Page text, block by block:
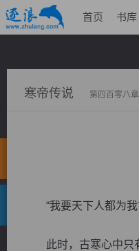
首页 书库
寒帝传说 第四百零八
“我要天下人都为我
此时，古寒心中只